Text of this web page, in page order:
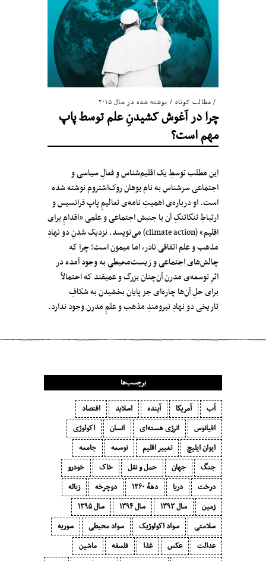
مطالب کوتاه / نوشته شده در سال ۲۰۱۵
چرا در آغوش کشیدنِ علم توسط پاپ
مهم است؟
این مطلب توسطِ یک اقلیم‌شناس و فعالِ سیاسی و
اجتماعی سرشناس به نام یوهان روک‌اشتروم نوشته شده
است. او درباره‌ی اهمیتِ نامه‌ی تعالیمِ پاپ فرانسیس و
ارتباطِ تنگاتنگِ آن‌ با جنبش اجتماعی و علمی «اقدامِ برای
اقلیم» (climate action) می‌نویسد. نزدیک شدنِ دو نهادِ
مذهب و علم اتفاقی نادر، اما میمون است؛ چرا که
چالش‌های اجتماعی و زیست‌محیطیِ به وجود آمده در
اثرِ توسعه‌ی مدرن آن‌چنان بزرگ و عمیقند که احتمالاً
برای حلِ آن‌ها چاره‌ای جز پایان بخشیدن به شکافِ
تاریخی دو نهادِ نیرومندِ مذهب و علمِ مدرن وجود ندارد.
برچسب‌ها
آب آمریکا آینده اسلاید
اقتصاد
اقیانوس
انرژی هسته‌ای انسان
اکولوژی
ایوان ایلیچ
تغییر اقلیم توسعه
جامعه
جنگ
جهان حمل و نقل خاک
خودرو
درخت
دریا دههٔ ۱‍۳۶۰ دوچرخه
زباله
زمین
سال ۱۳۹۳ سال ۱۳۹۴
سال ۱۳۹۵
سلامتی
سواد اکولوژیک سواد محیطی
سوریه
عدالت
عکس غذا فلسفه
ماشین